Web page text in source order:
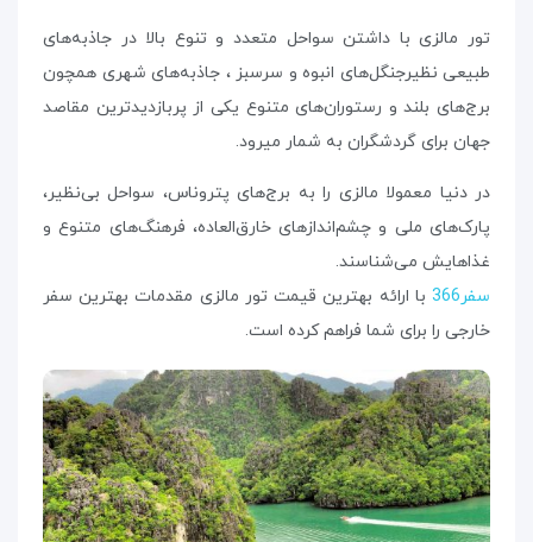
تور مالزی با داشتن سواحل متعدد و تنوع بالا در جاذبه‌‌های
طبیعی نظیرجنگل‌های انبوه و سرسبز ، جاذبه‌های شهری همچون
برج‌های بلند و رستوران‌‌های متنوع یکی از پربازدید‌ترین مقاصد
جهان برای گردشگران به شمار میرود.
در دنیا معمولا مالزی را به برج‌های پتروناس، سواحل بی‌نظیر،
پارک‌های ملی و چشم‌اندازهای خارق‌العاده، فرهنگ‌های متنوع و
غذاهایش می‌شناسند.
سفر366
با ارائه بهترین قیمت تور مالزی مقدمات بهترین سفر
خارجی را برای شما فراهم کرده است.